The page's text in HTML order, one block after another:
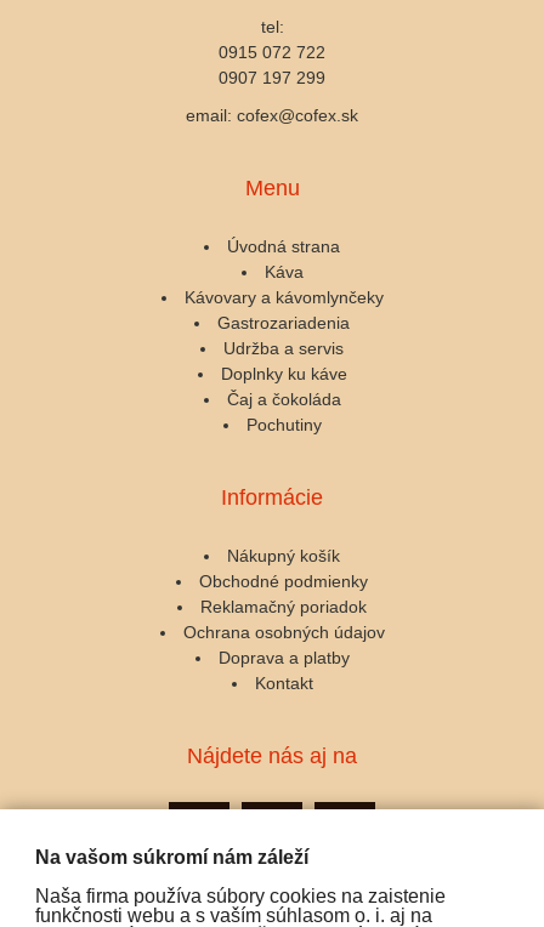
Na vašom súkromí nám záleží
Naša firma používa súbory cookies na zaistenie
funkčnosti webu a s vaším súhlasom o. i. aj na
tel:
0915 072 722
0907 197 299
email: cofex@cofex.sk
Menu
Úvodná strana
Káva
Kávovary a kávomlynčeky
Gastrozariadenia
Udržba a servis
Doplnky ku káve
Čaj a čokoláda
Pochutiny
Informácie
Nákupný košík
Obchodné podmienky
Reklamačný poriadok
Ochrana osobných údajov
Doprava a platby
Kontakt
Nájdete nás aj na
Podporujeme platby: